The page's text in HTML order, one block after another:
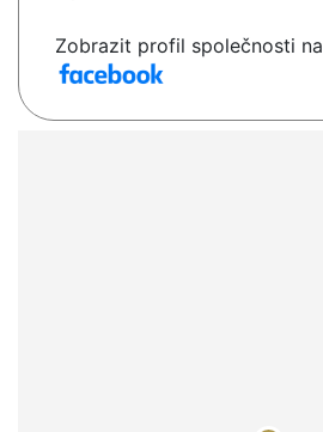
Zobrazit profil společnosti na